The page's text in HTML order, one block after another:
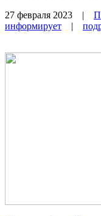
27 февраля 2023 |
информирует |